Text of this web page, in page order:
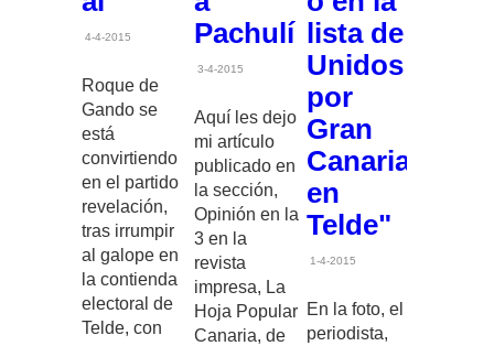
4-4-2015
Roque de
Gando se
está
convirtiendo
en el partido
revelación,
tras irrumpir
al galope en
la contienda
electoral de
Telde, con
Pachulí
3-4-2015
Aquí les dejo
mi artículo
publicado en
la sección,
Opinión en la
3 en la
revista
impresa, La
Hoja Popular
Canaria, de
lista de
Unidos
por
Gran
Canaria
en
Telde"
1-4-2015
En la foto, el
periodista,